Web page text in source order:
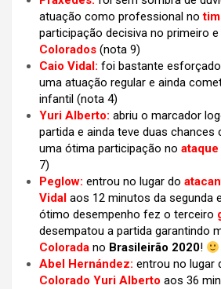
atuação como professional no
participação decisiva no primeiro
Colorados (nota 9)
Caio Vidal: foi bastante
uma atuação regular e ainda
infantil (nota 4)
Yuri Alberto: abriu o marcador
partida e ainda teve duas chances
uma ótima participação no
7)
Peglow: entrou no lugar do
Vidal aos 12 minutos da segunda
ótimo desempenho fez o terceiro
desempatou a partida garantindo
Colorada no Brasileirão 2020!
Abel Hernández: entrou no lugar
Colorado Yuri Alberto aos 36